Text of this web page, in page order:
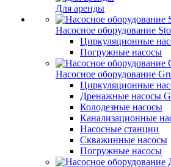
Для аренды
Насосное оборудование
Циркуляционные
Погружные насосы
Насосное оборудование
Циркуляционные
Дренажные насосы
Колодезные насосы
Канализационные
Насосные станции
Скважинные насосы
Погружные насосы